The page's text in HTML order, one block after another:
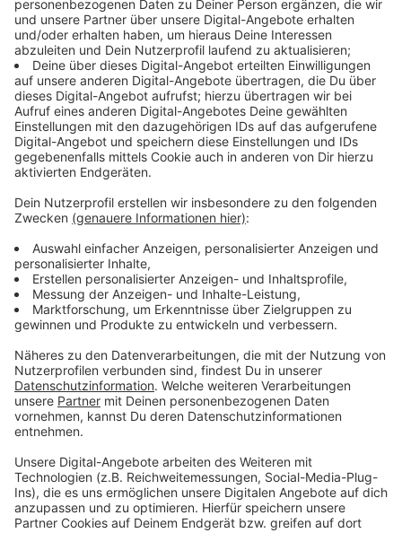
Publikumswahl läuft vom 2. März bis 30. Juni 2026. Der
Tecklenburger Land Tourismus e.V. lädt ein,
abzustimmen und zu helfen, den Pfad zum Sieger zu
küren. Der link isthier.
Anzeige
Die nominierten Wege 2026 im Überblick
Anzeige
Bereich Tagestouren
Hochgehberge „hochgehpilgert“ (Schwäbische Alb)
Eichstätter Panoramaweg (Altmühltal)
Wildes-Wasser-Weg Bodenmais (Bayerischer Wald)
Felsenwald (Pfalz) Pfälzer Hüttentour (Pfalz)
HeimatSpur MaareGlück (Eifel)